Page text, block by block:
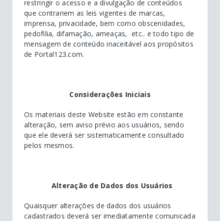
restringir o acesso e a divulgação de conteúdos
que contrariem as leis vigentes de marcas,
imprensa, privacidade, bem como obscenidades,
pedofilia, difamação, ameaças, etc.. e todo tipo de
mensagem de conteúdo inaceitável aos propósitos
de Portal123.com.
Considerações Iniciais
Os materiais deste Website estão em constante
alteração, sem aviso prévio aos usuários, sendo
que ele deverá ser sistematicamente consultado
pelos mesmos.
Alteração de Dados dos Usuários
Quaisquer alterações de dados dos usuários
cadastrados deverá ser imediatamente comunicada